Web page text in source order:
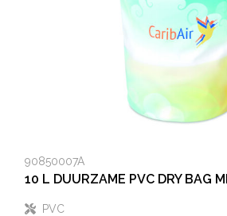
90850007A
10 L DUURZAME PVC DRY BAG
PVC